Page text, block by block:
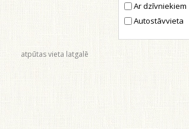
Ar dzīvniekiem
Autostāvvieta
atpūtas vieta latgalē